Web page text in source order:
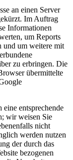
an einen Server
Im Auftrag
Informationen
um Reports
und um weitere mit
zu erbringen. Die
übermittelte
entsprechende
wir weisen Sie
nicht
werden nutzen
der durch das
bezogenen